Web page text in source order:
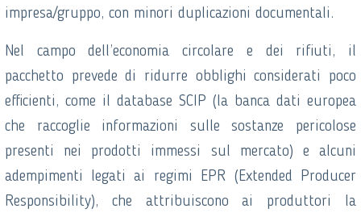
impresa/gruppo, con minori duplicazioni documentali.
Nel campo dell’economia circolare e dei rifiuti, il
pacchetto prevede di ridurre obblighi considerati poco
efficienti, come il database SCIP (la banca dati europea
che raccoglie informazioni sulle sostanze pericolose
presenti nei prodotti immessi sul mercato) e alcuni
adempimenti legati ai regimi EPR (Extended Producer
Responsibility), che attribuiscono ai produttori la